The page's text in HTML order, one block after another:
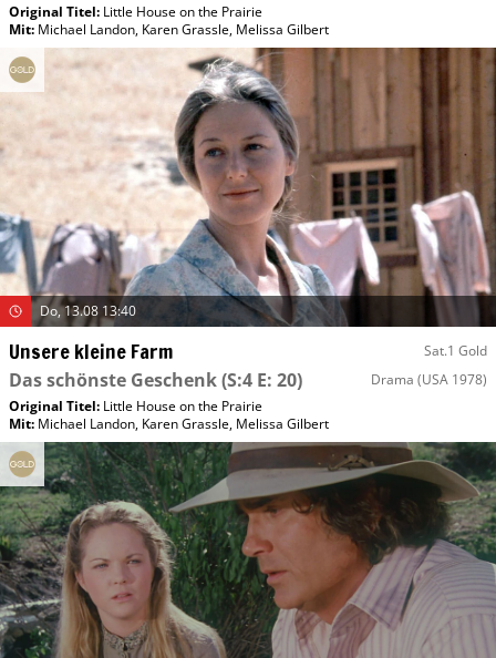
Original Titel: Little House on the Prairie
Mit: Michael Landon, Karen Grassle, Melissa Gilbert
Do, 13.08 13:40
Unsere kleine Farm Sat.1 Gold
Das schönste Geschenk(S:4 E: 20) Drama (USA 1978)
Original Titel: Little House on the Prairie
Mit: Michael Landon, Karen Grassle, Melissa Gilbert